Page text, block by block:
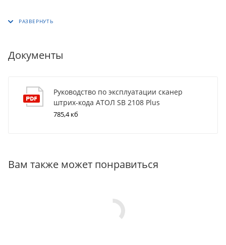
Документы
Руководство по эксплуатации сканер
штрих-кода АТОЛ SB 2108 Plus
785,4 кб
Вам также может понравиться